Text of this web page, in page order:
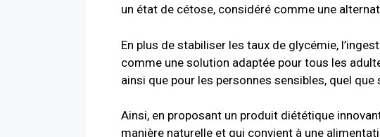
un état de cétose, considéré comme une
En plus de stabiliser les taux de glycémie,
comme une solution adaptée pour tous les
ainsi que pour les personnes sensibles, quel que
Ainsi, en proposant un produit diététique
manière naturelle et qui convient à une